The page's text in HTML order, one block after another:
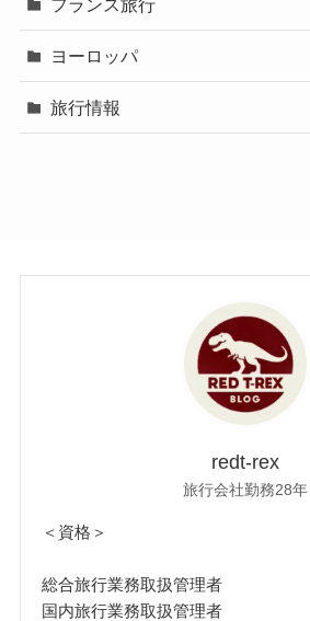
フランス旅行
ヨーロッパ
旅行情報
redt-rex
旅行会社勤務28年
＜資格＞
総合旅行業務取扱管理者
国内旅行業務取扱管理者